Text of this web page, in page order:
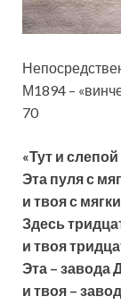
М1894 –
70
«Тут и
Эта пуля с
и твоя с
Здесь
и твоя
Эта – завода
и твоя –